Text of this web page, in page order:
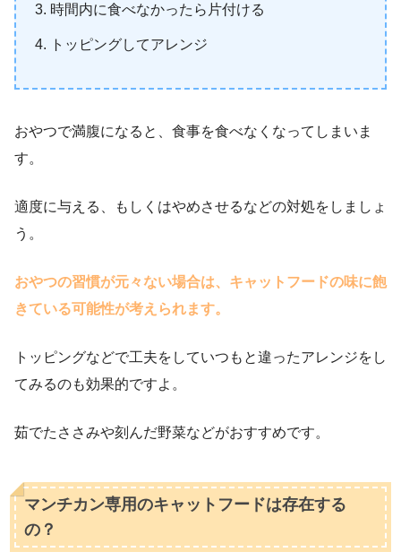
時間内に食べなかったら片付ける
トッピングしてアレンジ
おやつで満腹になると、食事を食べなくなってしまいま
す。
適度に与える、もしくはやめさせるなどの対処をしましょ
う。
おやつの習慣が元々ない場合は、キャットフードの味に飽
きている可能性が考えられます。
トッピングなどで工夫をしていつもと違ったアレンジをし
てみるのも効果的ですよ。
茹でたささみや刻んだ野菜などがおすすめです。
マンチカン専用のキャットフードは存在する
の？